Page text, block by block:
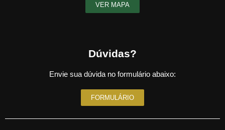
VER MAPA
Dúvidas?
Envie sua dúvida no formulário abaixo:
FORMULÁRIO